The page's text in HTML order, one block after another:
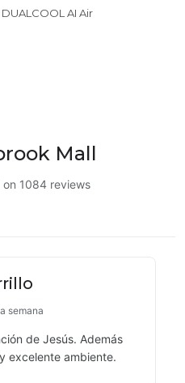
DUALCOOL AI Air
Mall
on 1084 reviews
semana
de Jesús. Además
excelente ambiente.